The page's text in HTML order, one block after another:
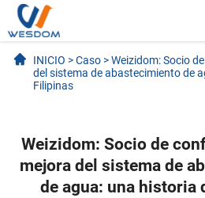
INICIO >Caso >Weizidom: Socio
del sistema de abastecimiento de
Filipinas
Weizidom: Socio de
mejora del sistema de
de agua: una historia